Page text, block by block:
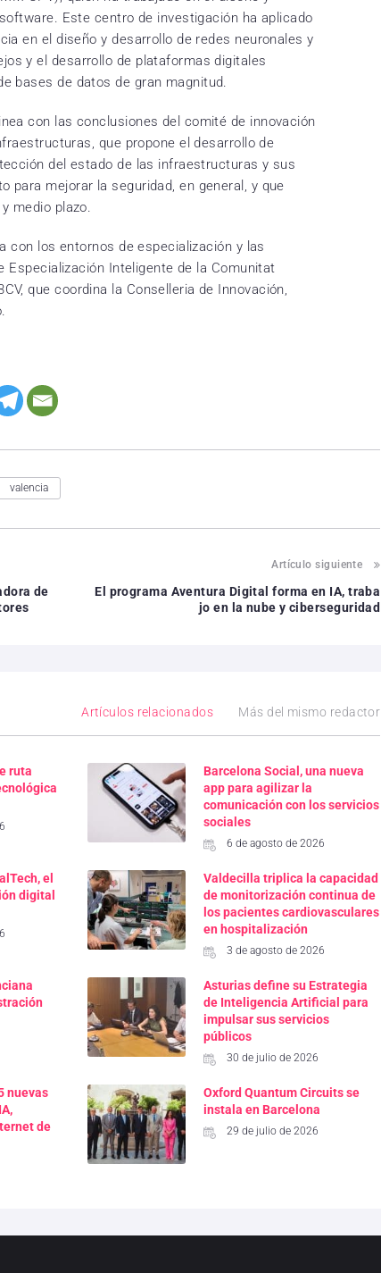
Este centro de investigación ha aplicado
en el diseño y desarrollo de redes neuronales y
y el desarrollo de plataformas digitales
bases de datos de gran magnitud.
con las conclusiones del comité de innovación
que propone el desarrollo de
del estado de las infraestructuras y sus
para mejorar la seguridad, en general, y que
medio plazo.
con los entornos de especialización y las
Especialización Inteligente de la Comunitat
que coordina la Conselleria de Innovación,
valencia
de
Artículo siguiente
El programa Aventura Digital forma en IA, traba
jo en la nube y ciberseguridad
Artículos relacionados Más del mismo redactor
ruta
Barcelona Social, una nueva
app para agilizar la
comunicación con los servicios
sociales
6 de agosto de 2026
el
digital
Valdecilla triplica la capacidad
de monitorización continua de
los pacientes cardiovasculares
en hospitalización
3 de agosto de 2026
Asturias define su Estrategia
de Inteligencia Artificial para
impulsar sus servicios
públicos
30 de julio de 2026
nuevas
de
Oxford Quantum Circuits se
instala en Barcelona
29 de julio de 2026